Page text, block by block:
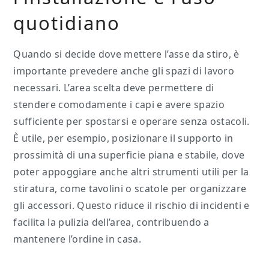
quotidiano
Quando si decide dove mettere l’asse da stiro, è
importante prevedere anche gli spazi di lavoro
necessari. L’area scelta deve permettere di
stendere comodamente i capi e avere spazio
sufficiente per spostarsi e operare senza ostacoli.
È utile, per esempio, posizionare il supporto in
prossimità di una superficie piana e stabile, dove
poter appoggiare anche altri strumenti utili per la
stiratura, come tavolini o scatole per organizzare
gli accessori. Questo riduce il rischio di incidenti e
facilita la pulizia dell’area, contribuendo a
mantenere l’ordine in casa.